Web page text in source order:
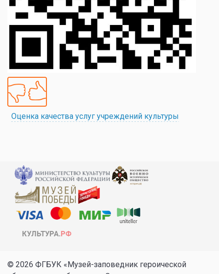
Оценка качества услуг учреждений культуры
© 2026 ФГБУК «Музей-заповедник героической